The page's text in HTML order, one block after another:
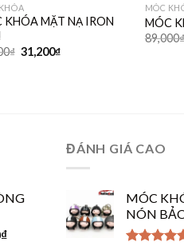
KHÓA MẶT NẠ IRON
₫ 31,200₫
MÓC
MÓC
89,000₫
₫
ĐÁNH GIÁ CAO
MÓC
NÓN